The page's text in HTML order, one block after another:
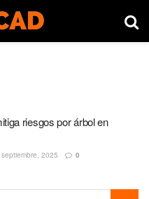
riesgos por árbol en
2025 0